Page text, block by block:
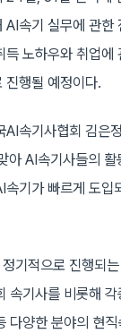
AI속기 실무에 관한
득 노하우와 취업에
진행될 예정이다.
AI속기사협회 김은
아 AI속기사들의 활
속기가 빠르게 도입
기적으로 진행되
속기사를 비롯해
다양한 분야의 현